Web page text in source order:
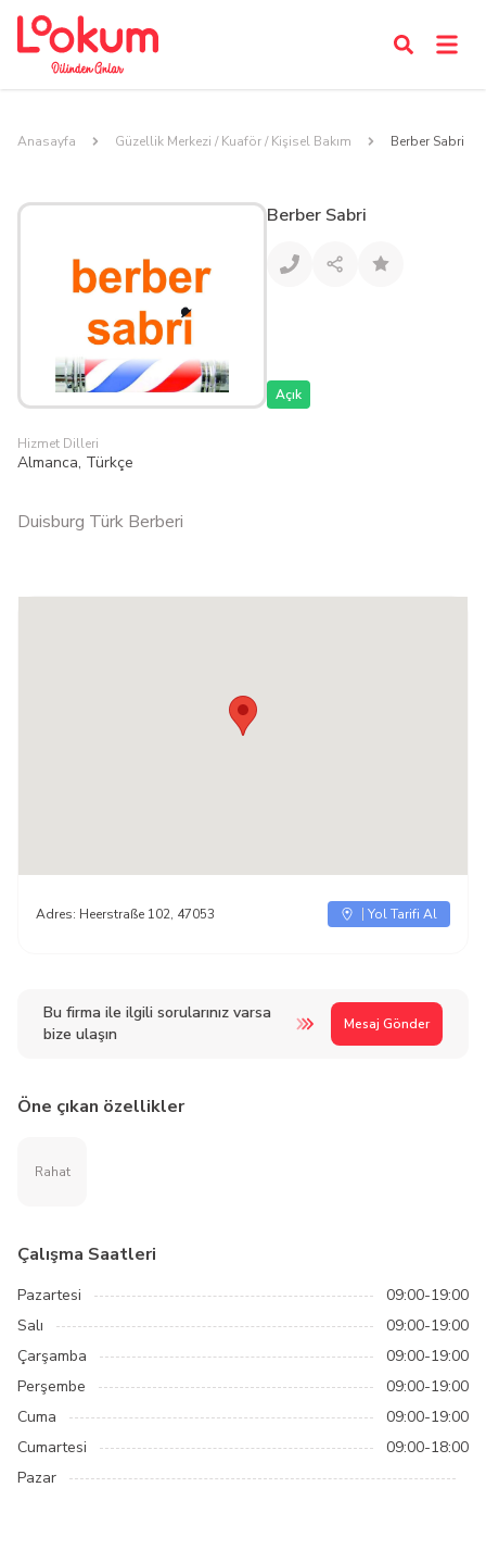
Anasayfa Güzellik Merkezi / Kuaför / Kişisel Bakım Berber Sabri
Berber Sabri
Açık
Hizmet Dilleri
Almanca, Türkçe
Duisburg Türk Berberi
Bu firma ile ilgili sorularınız varsa
bize ulaşın
Mesaj Gönder
Adres: Heerstraße 102, 47053 Yol Tarifi Al
Öne çıkan özellikler
Rahat
Çalışma Saatleri
Pazartesi
09:00-19:00
Salı
09:00-19:00
Çarşamba
09:00-19:00
Perşembe
09:00-19:00
Cuma
09:00-19:00
Cumartesi
09:00-18:00
Pazar